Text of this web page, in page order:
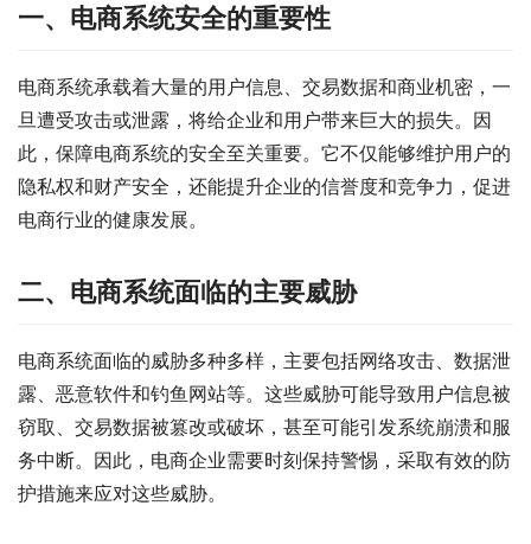
一、电商系统安全的重要性
电商系统承载着大量的用户信息、交易数据和商业机密，一
旦遭受攻击或泄露，将给企业和用户带来巨大的损失。因
此，保障电商系统的安全至关重要。它不仅能够维护用户的
隐私权和财产安全，还能提升企业的信誉度和竞争力，促进
电商行业的健康发展。
二、电商系统面临的主要威胁
电商系统面临的威胁多种多样，主要包括网络攻击、数据泄
露、恶意软件和钓鱼网站等。这些威胁可能导致用户信息被
窃取、交易数据被篡改或破坏，甚至可能引发系统崩溃和服
务中断。因此，电商企业需要时刻保持警惕，采取有效的防
护措施来应对这些威胁。